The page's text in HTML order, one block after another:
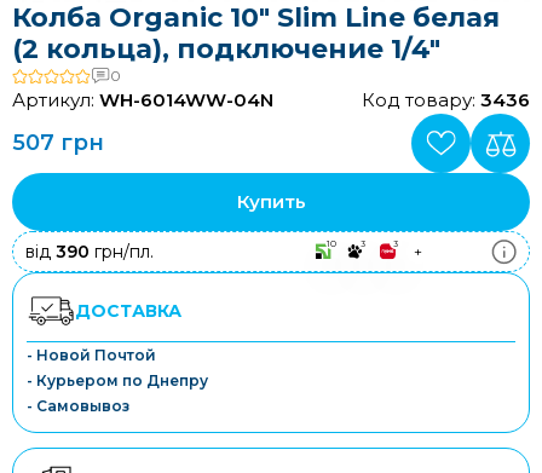
Колба Organic 10" Slim Line белая
(2 кольца), подключение 1/4"
0
Артикул: WH-6014WW-04N Код товару: 3436
507 грн
Купить
від 390 грн/пл. 10 3 3 +
ДОСТАВКА
- Новой Почтой
- Курьером по Днепру
- Самовывоз